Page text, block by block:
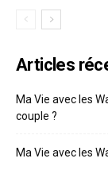
Articles
Ma Vie avec les
couple ?
Ma Vie avec les